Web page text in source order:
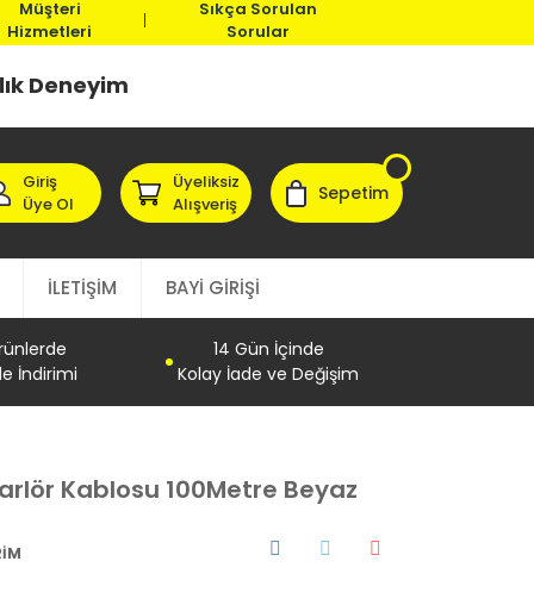
Müşteri
Hizmetleri
Sıkça Sorulan
Sorular
Deneyim
Giriş
Üye Ol
Üyeliksiz
Alışveriş
Sepetim
İLETİŞİM BAYİ GİRİŞİ
İndirimi
14 Gün İçinde
Kolay İade ve Değişim
Kablosu 100Metre Beyaz